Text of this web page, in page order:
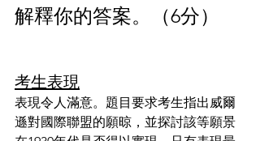
解釋你的答案。（6分）
考生表現
表現令人滿意。題目要求考生指出威爾
遜對國際聯盟的願晾，並探討該等願景